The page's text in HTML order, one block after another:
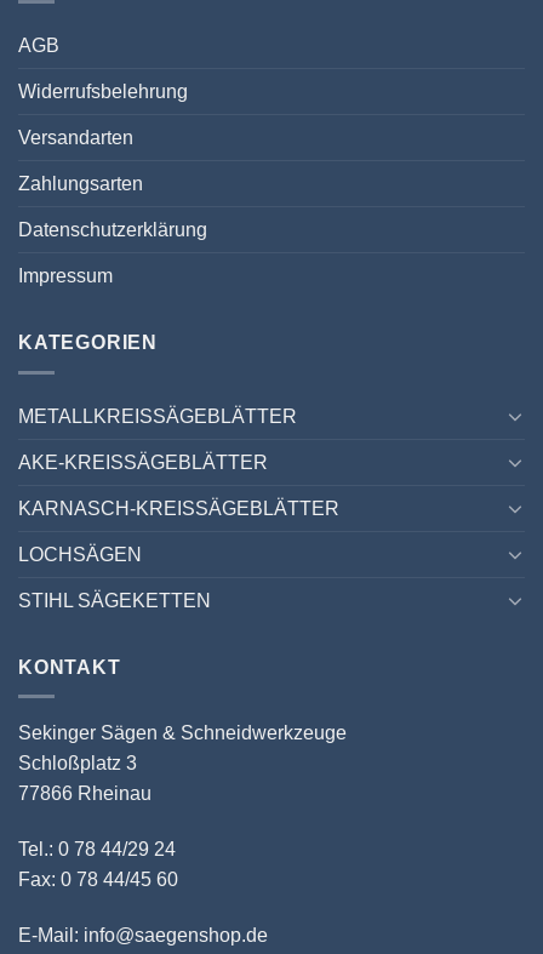
AGB
Widerrufsbelehrung
Versandarten
Zahlungsarten
Datenschutzerklärung
Impressum
KATEGORIEN
METALLKREISSÄGEBLÄTTER
AKE-KREISSÄGEBLÄTTER
KARNASCH-KREISSÄGEBLÄTTER
LOCHSÄGEN
STIHL SÄGEKETTEN
KONTAKT
Sekinger Sägen & Schneidwerkzeuge
Schloßplatz 3
77866 Rheinau
Tel.: 0 78 44/29 24
Fax: 0 78 44/45 60
E-Mail: info@saegenshop.de